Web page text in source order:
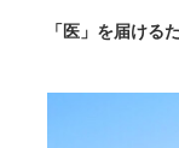
「医」を届ける